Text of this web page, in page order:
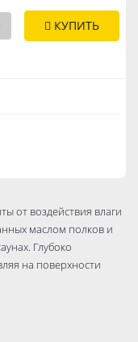
КУПИТЬ
от воздействия влаги
маслом полков и
Глубоко
на поверхности